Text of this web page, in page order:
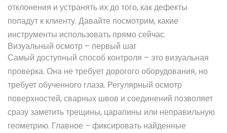
отклонения и устранять их до того, как дефекты
попадут к клиенту. Давайте посмотрим, какие
инструменты использовать прямо сейчас.
Визуальный осмотр – первый шаг
Самый доступный способ контроля – это визуальная
проверка. Она не требует дорогого оборудования, но
требует обученного глаза. Регулярный осмотр
поверхностей, сварных швов и соединений позволяет
сразу заметить трещины, царапины или неправильную
геометрию. Главное – фиксировать найденные